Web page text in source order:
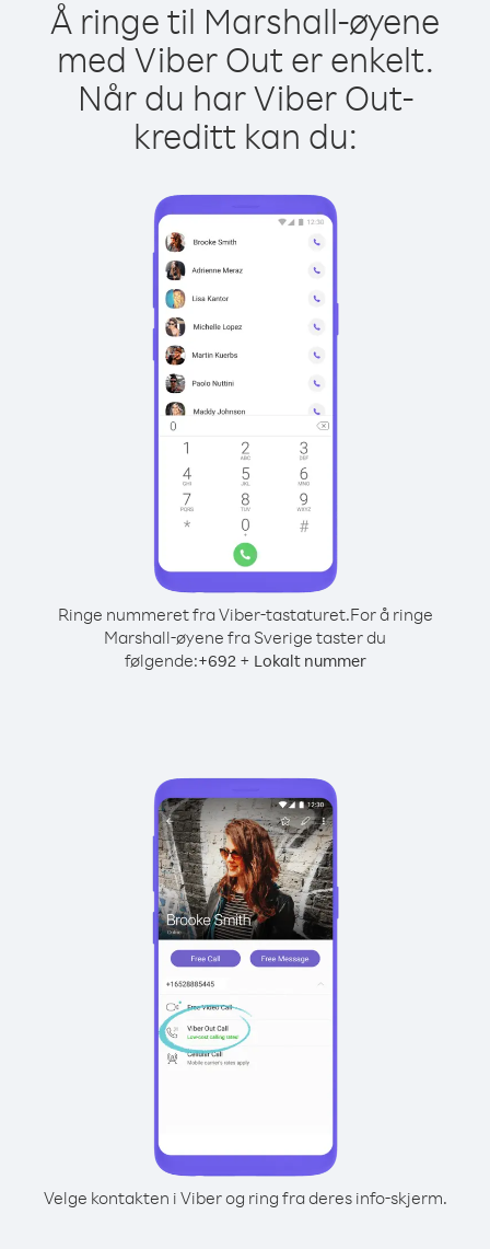
Å ringe til Marshall-øyene
med Viber Out er enkelt.
Når du har Viber Out-
kreditt kan du:
Ringe nummeret fra Viber-tastaturet.For å ringe
Marshall-øyene fra Sverige taster du
følgende:+692+ Lokalt nummer
Velge kontakten i Viber og ring fra deres info-skjerm.